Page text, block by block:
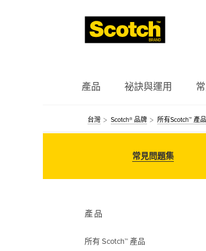
產品 祕訣與運用
台灣 Scotch® 品牌 所有Scotch™ 產品
常見問題集
產品
所有 Scotch™ 產品